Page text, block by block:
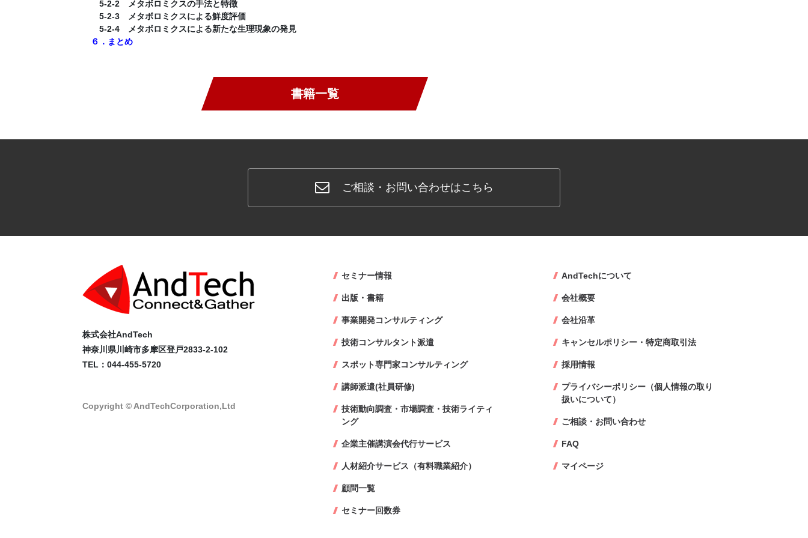
5-2-2 メタボロミクスの手法と特徴
5-2-3 メタボロミクスによる鮮度評価
5-2-4 メタボロミクスによる新たな生理現象の発見
６．まとめ
書籍一覧
ご相談・お問い合わせはこちら
株式会社AndTech
神奈川県川崎市多摩区登戸2833-2-102
TEL：044-455-5720
Copyright © AndTechCorporation,Ltd
セミナー情報
出版・書籍
事業開発コンサルティング
技術コンサルタント派遣
スポット専門家コンサルティング
講師派遣(社員研修)
技術動向調査・市場調査・技術ライティ
ング
企業主催講演会代行サービス
人材紹介サービス（有料職業紹介）
顧問一覧
セミナー回数券
AndTechについて
会社概要
会社沿革
キャンセルポリシー・特定商取引法
採用情報
プライバシーポリシー（個人情報の取り
扱いについて）
ご相談・お問い合わせ
FAQ
マイページ